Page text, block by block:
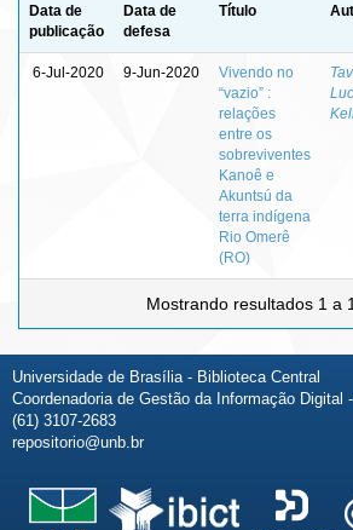
Data de
publicação
Data de
defesa
Título
6-Jul-2020 9-Jun-2020
Vivendo no
“vazio” :
relações
entre os
sobreviventes
Kanoê e
Akuntsú da
terra indígena
Rio Omerê
(RO)
Mostrando resultados 1 a
Universidade de Brasília - Biblioteca Central
Coordenadoria de Gestão da Informação Digital
(61) 3107-2683
repositorio@unb.br